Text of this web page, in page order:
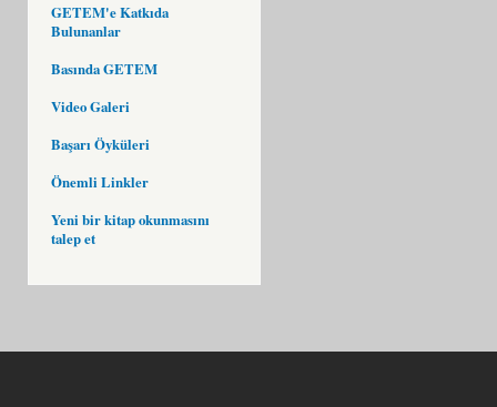
GETEM'e Katkıda
Bulunanlar
Basında GETEM
Video Galeri
Başarı Öyküleri
Önemli Linkler
Yeni bir kitap okunmasını
talep et